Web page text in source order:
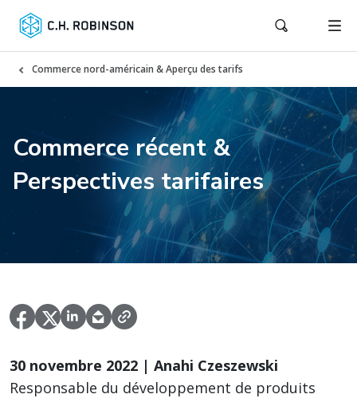
Commerce nord-américain & Aperçu des tarifs
Commerce récent &
Perspectives tarifaires
30 novembre 2022 | Anahi Czeszewski
Responsable du développement de produits